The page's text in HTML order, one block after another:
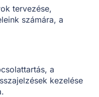
tervezése,
számára, a
a
kezelése